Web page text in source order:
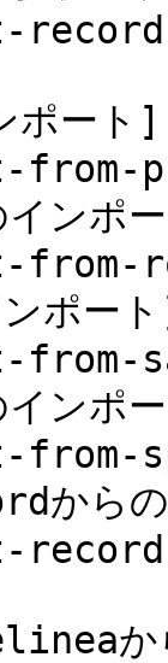
ポ
イン
ポ
from-
イン
from-
から
か